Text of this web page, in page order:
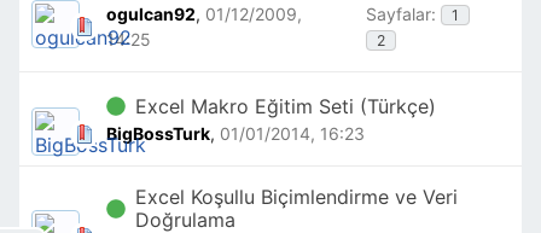
ogulcan92, 01/12/2009,
14:25
Sayfalar:
1
2
Excel Makro Eğitim Seti (Türkçe)
BigBossTurk, 01/01/2014, 16:23
Excel Koşullu Biçimlendirme ve Veri
Doğrulama